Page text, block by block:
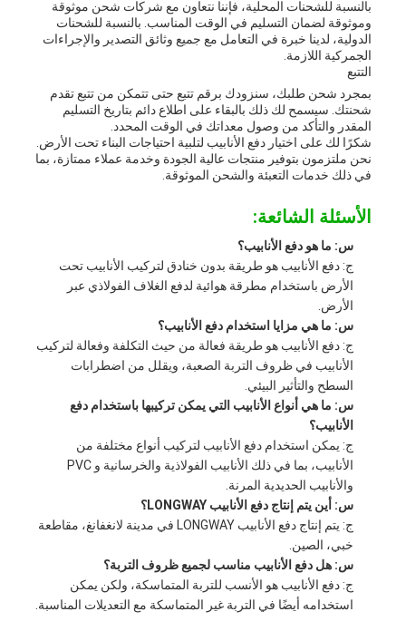
بالنسبة للشحنات المحلية، فإننا نتعاون مع شركات شحن موثوقة
وموثوقة لضمان التسليم في الوقت المناسب. بالنسبة للشحنات
الدولية، لدينا خبرة في التعامل مع جميع وثائق التصدير والإجراءات
الجمركية اللازمة.
التتبع
بمجرد شحن طلبك، سنزودك برقم تتبع حتى تتمكن من تتبع تقدم
شحنتك. سيسمح لك ذلك بالبقاء على اطلاع دائم بتاريخ التسليم
المقدر والتأكد من وصول معداتك في الوقت المحدد.
شكرًا لك على اختيار دفع الأنابيب لتلبية احتياجات البناء تحت الأرض.
نحن ملتزمون بتوفير منتجات عالية الجودة وخدمة عملاء ممتازة، بما
في ذلك خدمات التعبئة والشحن الموثوقة.
الأسئلة الشائعة:
س: ما هو دفع الأنابيب؟
ج: دفع الأنابيب هو طريقة بدون خنادق لتركيب الأنابيب تحت
الأرض باستخدام مطرقة هوائية لدفع الغلاف الفولاذي عبر
الأرض.
س: ما هي مزايا استخدام دفع الأنابيب؟
ج: دفع الأنابيب هو طريقة فعالة من حيث التكلفة وفعالة لتركيب
الأنابيب في ظروف التربة الصعبة، ويقلل من اضطرابات
السطح والتأثير البيئي.
س: ما هي أنواع الأنابيب التي يمكن تركيبها باستخدام دفع
الأنابيب؟
ج: يمكن استخدام دفع الأنابيب لتركيب أنواع مختلفة من
الأنابيب، بما في ذلك الأنابيب الفولاذية والخرسانية و PVC
والأنابيب الحديدية المرنة.
س: أين يتم إنتاج دفع الأنابيب LONGWAY؟
ج: يتم إنتاج دفع الأنابيب LONGWAY في مدينة لانغفانغ، مقاطعة
خبي، الصين.
س: هل دفع الأنابيب مناسب لجميع ظروف التربة؟
ج: دفع الأنابيب هو الأنسب للتربة المتماسكة، ولكن يمكن
استخدامه أيضًا في التربة غير المتماسكة مع التعديلات المناسبة.